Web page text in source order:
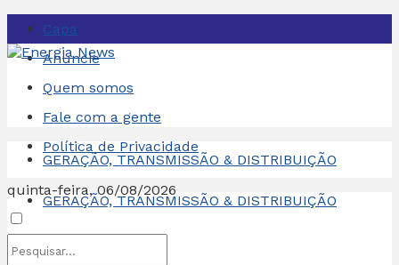
Capa
Anuncie
Quem somos
Fale com a gente
Política de Privacidade
quinta-feira, 06/08/2026
GERAÇÃO, TRANSMISSÃO & DISTRIBUIÇÃO
GERAÇÃO, TRANSMISSÃO & DISTRIBUIÇÃO